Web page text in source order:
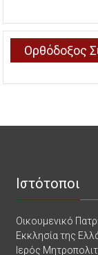
Ορθόδοξος
Ιστότοποι
Οικουμενικό
Εκκλησία της
Ιερός